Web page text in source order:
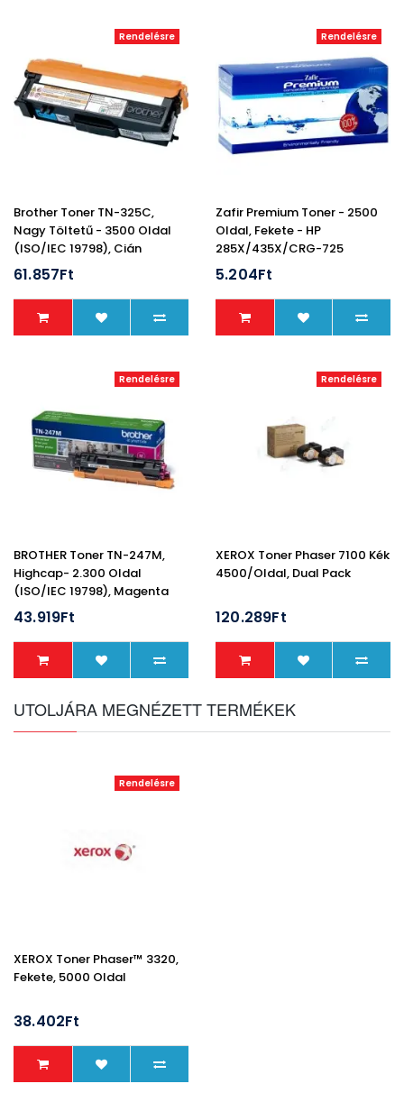
Rendelésre
Brother Toner TN-325C,
Nagy Töltetű - 3500 Oldal
(ISO/IEC 19798), Cián
61.857Ft
Rendelésre
Zafir Premium Toner - 2500
Oldal, Fekete - HP
285X/435X/CRG-725
(CE285X)
5.204Ft
Rendelésre
BROTHER Toner TN-247M,
Highcap- 2.300 Oldal
(ISO/IEC 19798), Magenta
43.919Ft
Rendelésre
XEROX Toner Phaser 7100 Kék
4500/oldal, Dual Pack
120.289Ft
UTOLJÁRA MEGNÉZETT TERMÉKEK
Rendelésre
XEROX Toner Phaser™ 3320,
Fekete, 5000 Oldal
38.402Ft